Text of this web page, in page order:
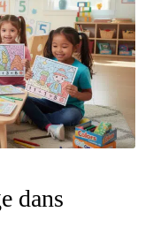
dans